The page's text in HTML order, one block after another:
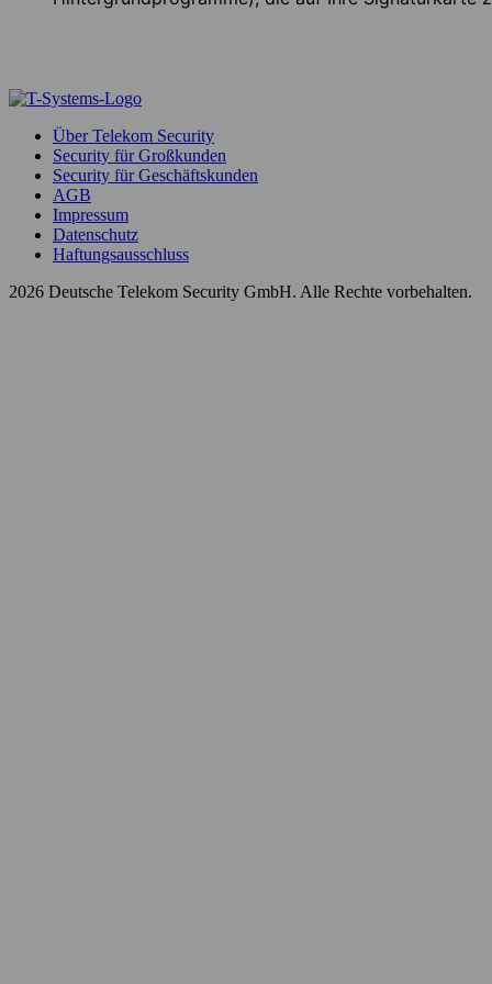
Über Telekom Security
Security für Großkunden
Security für Geschäftskunden
AGB
Impressum
Datenschutz
Haftungsausschluss
2026 Deutsche Telekom Security GmbH. Alle Rechte vorbehalten.